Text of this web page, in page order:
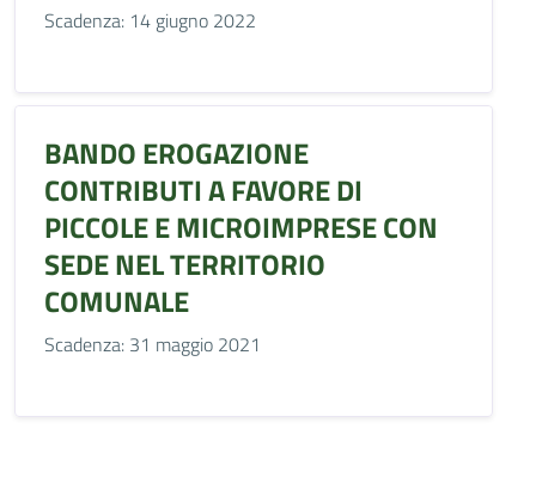
Scadenza: 14 giugno 2022
BANDO EROGAZIONE
CONTRIBUTI A FAVORE DI
PICCOLE E MICROIMPRESE CON
SEDE NEL TERRITORIO
COMUNALE
Scadenza: 31 maggio 2021